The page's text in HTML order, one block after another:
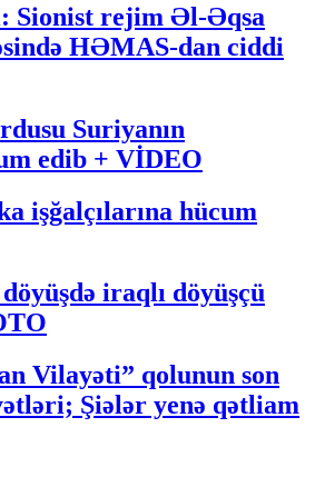
Sionist rejim Əl-Əqsa
HƏMAS-dan ciddi
Suriyanın
edib + VİDEO
işğalçılarına hücum
iraqlı döyüşçü
Vilayəti” qolunun son
Şiələr yenə qətliam